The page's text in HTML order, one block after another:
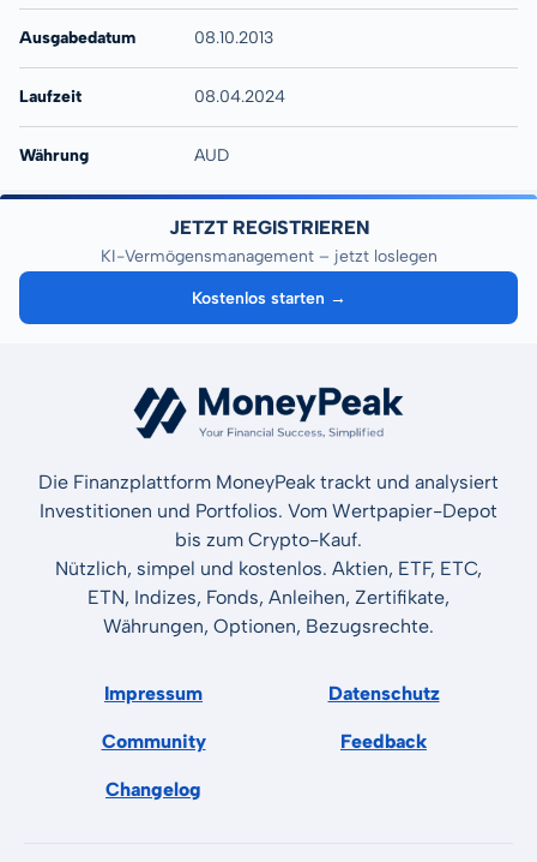
Ausgabedatum 08.10.2013
Laufzeit 08.04.2024
Währung AUD
JETZT REGISTRIEREN
KI-Vermögensmanagement – jetzt loslegen
Kostenlos starten →
Die Finanzplattform MoneyPeak trackt und analysiert
Investitionen und Portfolios. Vom Wertpapier-Depot
bis zum Crypto-Kauf.
Nützlich, simpel und kostenlos. Aktien, ETF, ETC,
ETN, Indizes, Fonds, Anleihen, Zertifikate,
Währungen, Optionen, Bezugsrechte.
Impressum Datenschutz
Community Feedback
Changelog